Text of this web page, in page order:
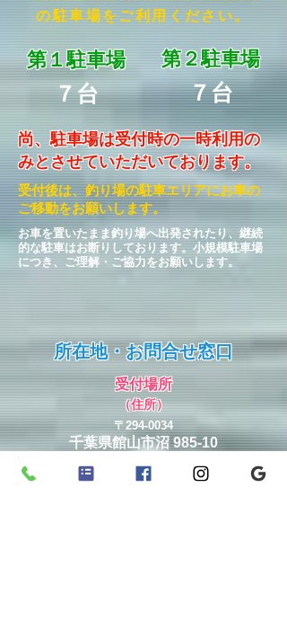
の駐車場をご利用ください。
第１駐車場
７台
第２駐車場
７台
尚、駐車場は受付時の一時利用の
みとさせていただいております。
受付後は、釣り場の駐車エリアにお車の
ご移動をお願いします。
お車を置いたまま釣り場へ出発されたり、継続
的な駐車はお断りしております。小規模駐車場
につき、ご理解・ご協力をお願いします。
所在地・お問合せ窓口
受付場所
（住所）
〒294-0034
千葉県館山市沼 985-10
＜受付：１Ｆ 屋外窓口Ａ＞